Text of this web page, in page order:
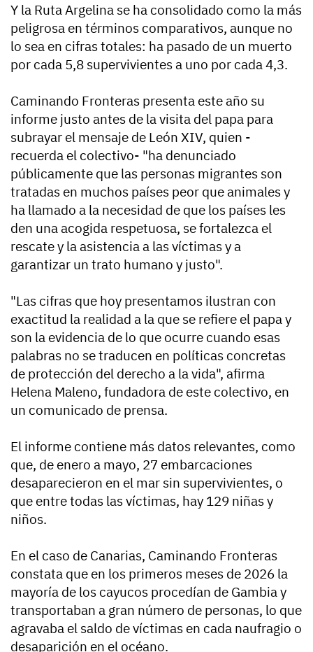
Y la Ruta Argelina se ha consolidado como la más
peligrosa en términos comparativos, aunque no
lo sea en cifras totales: ha pasado de un muerto
por cada 5,8 supervivientes a uno por cada 4,3.
Caminando Fronteras presenta este año su
informe justo antes de la visita del papa para
subrayar el mensaje de León XIV, quien -
recuerda el colectivo- "ha denunciado
públicamente que las personas migrantes son
tratadas en muchos países peor que animales y
ha llamado a la necesidad de que los países les
den una acogida respetuosa, se fortalezca el
rescate y la asistencia a las víctimas y a
garantizar un trato humano y justo".
"Las cifras que hoy presentamos ilustran con
exactitud la realidad a la que se refiere el papa y
son la evidencia de lo que ocurre cuando esas
palabras no se traducen en políticas concretas
de protección del derecho a la vida", afirma
Helena Maleno, fundadora de este colectivo, en
un comunicado de prensa.
El informe contiene más datos relevantes, como
que, de enero a mayo, 27 embarcaciones
desaparecieron en el mar sin supervivientes, o
que entre todas las víctimas, hay 129 niñas y
niños.
En el caso de Canarias, Caminando Fronteras
constata que en los primeros meses de 2026 la
mayoría de los cayucos procedían de Gambia y
transportaban a gran número de personas, lo que
agravaba el saldo de víctimas en cada naufragio o
desaparición en el océano.